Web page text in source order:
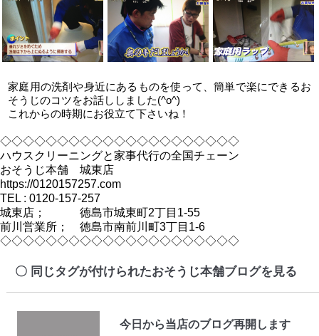
家庭用の洗剤や身近にあるものを使って、簡単で楽にできるお
そうじのコツをお話ししました(^o^)
これからの時期にお役立て下さいね！
◇◇◇◇◇◇◇◇◇◇◇◇◇◇◇◇◇◇◇◇◇
ハウスクリーニングと家事代行の全国チェーン
おそうじ本舗 城東店
https://0120157257.com
TEL : 0120-157-257
城東店； 徳島市城東町2丁目1-55
前川営業所； 徳島市南前川町3丁目1-6
◇◇◇◇◇◇◇◇◇◇◇◇◇◇◇◇◇◇◇◇◇
同じタグが付けられたおそうじ本舗ブログを見る
今日から当店のブログ再開します